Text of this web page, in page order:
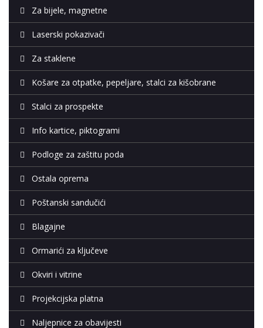
Za bijele, magnetne
Laserski pokazivači
Za staklene
Košare za otpatke, pepeljare, stalci za kišobrane
Stalci za prospekte
Info kartice, piktogrami
Podloge za zaštitu poda
Ostala oprema
Poštanski sandučići
Blagajne
Ormarići za ključeve
Okviri i vitrine
Projekcijska platna
Naljepnice za obavijesti